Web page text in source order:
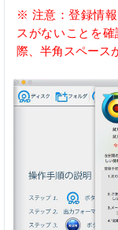
※ 注意：登録情
スがないことを
際、半角スペース